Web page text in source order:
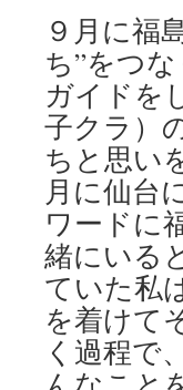
９月に福
ち”をつ
ガイドを
子クラ）
ちと思い
月に仙台
ワードに
緒にいる
ていた私
を着けて
く過程で